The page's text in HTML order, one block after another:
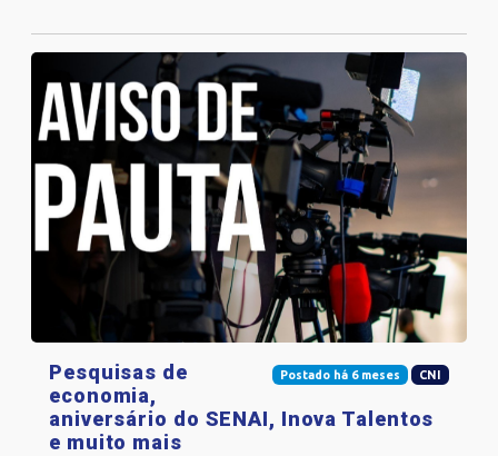
Postado há 6 meses CNI
Pesquisas de
economia,
aniversário do SENAI, Inova Talentos
e muito mais